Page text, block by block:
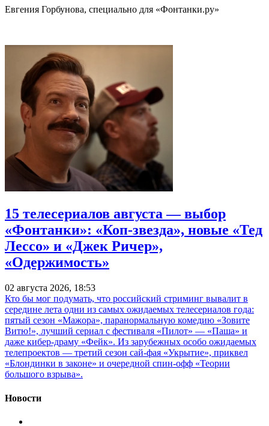
Евгения Горбунова, специально для «Фонтанки.ру»
15 телесериалов августа — выбор
«Фонтанки»: «Коп-звезда», новые «Тед
Лессо» и «Джек Ричер»,
«Одержимость»
02 августа 2026, 18:53
Кто бы мог подумать, что российский стриминг вывалит в
середине лета одни из самых ожидаемых телесериалов года:
пятый сезон «Мажора», паранормальную комедию «Зовите
Витю!», лучший сериал с фестиваля «Пилот» — «Паша» и
даже кибер-драму «Фейк». Из зарубежных особо ожидаемых
телепроектов — третий сезон сай-фая «Укрытие», приквел
«Блондинки в законе» и очередной спин-офф «Теории
большого взрыва».
Новости